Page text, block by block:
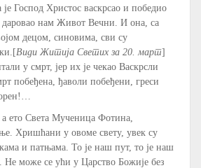
Господ Христос васкрсао и победио
даровао нам Живот Вечни. И она, са
децом, синовима, сви су
Види Житија Светих за 20. март]
у смрт, јер их је чекао Васкрсли
побеђена, ђаволи побеђени, греси
ето Света Мученица Фотина,
Хришћани у овоме свету, увек су
и патњама. То је наш пут, то је наш
Не може се ући у Царство Божије без